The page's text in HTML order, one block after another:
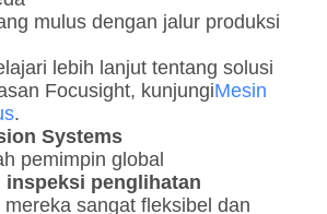
mulus dengan jalur produksi
lebih lanjut tentang solusi
Focusight, kunjungiMesin
.
Systems
pemimpin global
inspeksi penglihatan
mereka sangat fleksibel dan